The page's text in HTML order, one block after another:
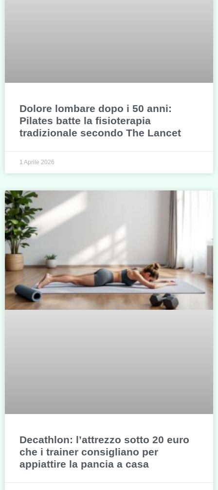
Dolore lombare dopo i 50 anni:
Pilates batte la fisioterapia
tradizionale secondo The Lancet
1 Aprile 2026
Decathlon: l’attrezzo sotto 20 euro
che i trainer consigliano per
appiattire la pancia a casa